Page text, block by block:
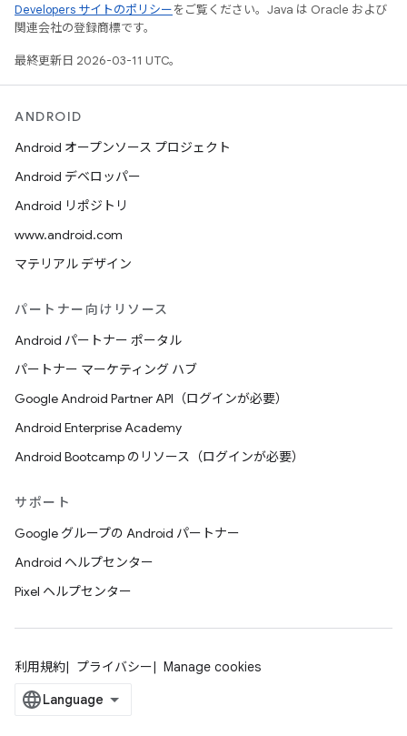
Developers サイトのポリシーをご覧ください。Java は Oracle および
関連会社の登録商標です。
最終更新日 2026-03-11 UTC。
ANDROID
Android オープンソース プロジェクト
Android デベロッパー
Android リポジトリ
www.android.com
マテリアル デザイン
パートナー向けリソース
Android パートナー ポータル
パートナー マーケティング ハブ
Google Android Partner API（ログインが必要）
Android Enterprise Academy
Android Bootcamp のリソース（ログインが必要）
サポート
Google グループの Android パートナー
Android ヘルプセンター
Pixel ヘルプセンター
利用規約 プライバシー Manage cookies